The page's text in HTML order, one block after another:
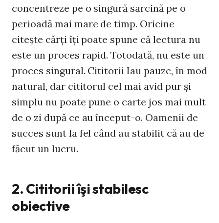
concentreze pe o singură sarcină pe o
perioadă mai mare de timp. Oricine
citeşte cărţi îţi poate spune că lectura nu
este un proces rapid. Totodată, nu este un
proces singural. Cititorii Iau pauze, în mod
natural, dar cititorul cel mai avid pur şi
simplu nu poate pune o carte jos mai mult
de o zi după ce au început-o. Oamenii de
succes sunt la fel când au stabilit că au de
făcut un lucru.
2. Cititorii îşi stabilesc
obiective